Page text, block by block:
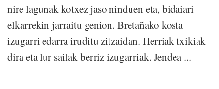
nire lagunak kotxez jaso ninduen eta, bidaiari
elkarrekin jarraitu genion. Bretañako kosta
izugarri edarra iruditu zitzaidan. Herriak txikiak
dira eta lur sailak berriz izugarriak. Jendea ...